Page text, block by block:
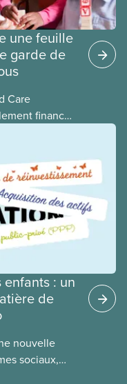
contre les
du coût
une feuille
garde de
Care
financée
d’un
de
antérieures
que la
un système
enfants
équitable et
la
: un
de
nouvelle
sociaux,